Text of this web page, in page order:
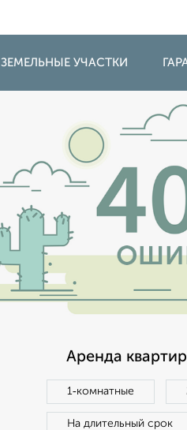
ЗЕМЕЛЬНЫЕ УЧАСТКИ
Аренда
1‑комнатные
На длительный срок